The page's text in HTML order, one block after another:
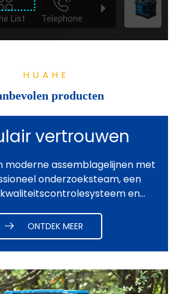
HUAHE
producten
vertrouwen
moderne assemblagelijnen met
onderzoeksteam, een
en
spuitgietapparatuur.
ONTDEK MEER